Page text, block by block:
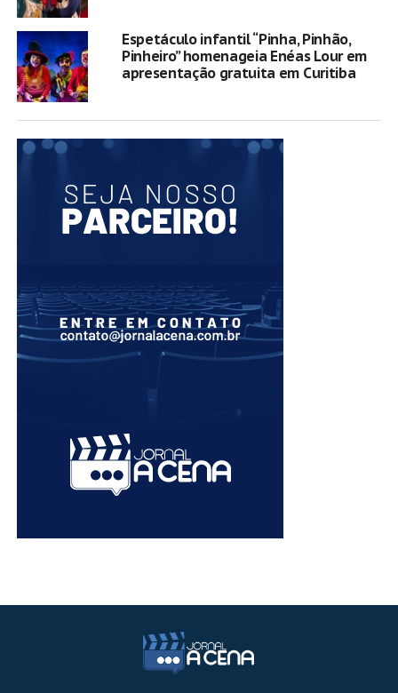
Espetáculo infantil “Pinha, Pinhão,
Pinheiro” homenageia Enéas Lour em
apresentação gratuita em Curitiba